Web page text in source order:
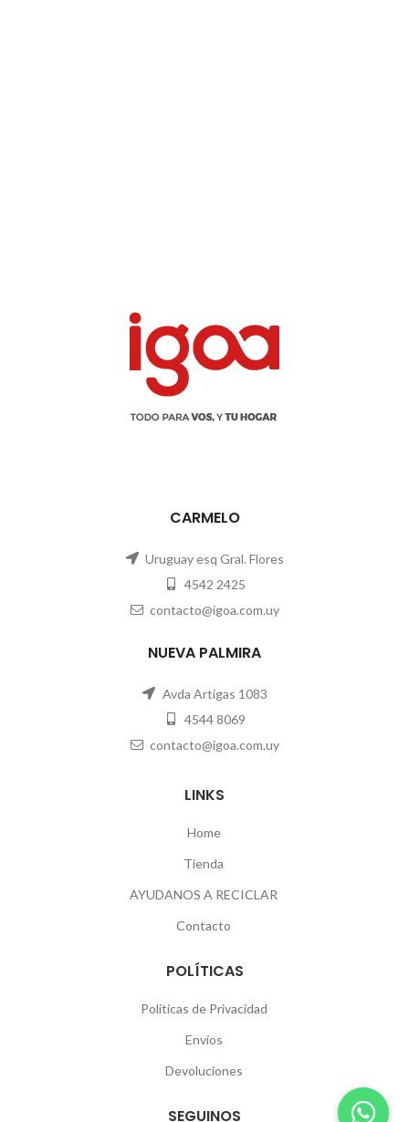
CARMELO
Uruguay esq Gral. Flores
4542 2425
contacto@igoa.com.uy
NUEVA PALMIRA
Avda Artigas 1083
4544 8069
contacto@igoa.com.uy
LINKS
Home
Tienda
AYUDANOS A RECICLAR
Contacto
POLÍTICAS
Políticas de Privacidad
Envíos
Devoluciones
SEGUINOS